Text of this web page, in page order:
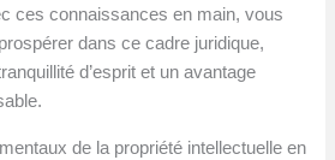
ces connaissances en main, vous
dans ce cadre juridique,
d’esprit et un avantage
de la propriété intellectuelle en